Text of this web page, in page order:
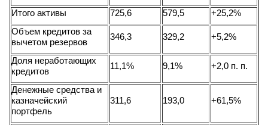
Итого активы 725,6 579,5
+25,2%
Объем кредитов за
вычетом резервов
346,3 329,2 +5,2%
Доля неработающих
кредитов
11,1% 9,1% +2,0 п. п.
Денежные средства и
казначейский
портфель
311,6 193,0 +61,5%